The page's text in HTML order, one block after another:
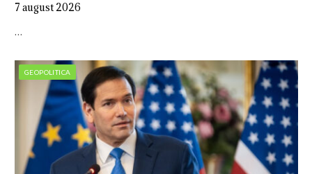
7 august 2026
…
GEOPOLITICA